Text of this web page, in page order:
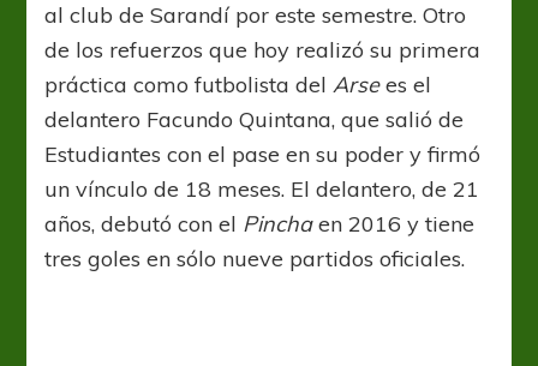
al club de Sarandí por este semestre. Otro
de los refuerzos que hoy realizó su primera
práctica como futbolista delArsees el
delantero Facundo Quintana, que salió de
Estudiantes con el pase en su poder y firmó
un vínculo de 18 meses. El delantero, de 21
años, debutó con el Pinchaen 2016 y tiene
tres goles en sólo nueve partidos oficiales.